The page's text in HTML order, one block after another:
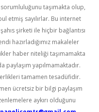
taşımakta olup,
etmiş sayılırlar. Bu internet
şirketi ile hiçbir bağlantısı
hazırladığımız makaleler
haber niteliği taşımamakta
paylaşım yapılmamaktadır.
tamamen tesadüfidir.
ücretsiz bir bilgi paylaşım
aykırı olduğunu